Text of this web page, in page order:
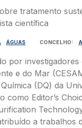
ÁGUAS CONCELHO
por investigadores
e do Mar
(DQ) da
como Editor’s
a trabalhos